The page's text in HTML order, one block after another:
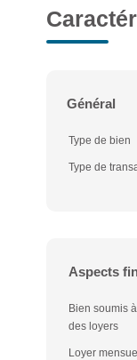
Général
Type de bien
Type de
Aspects
Bien soumis
des loyers
Loyer